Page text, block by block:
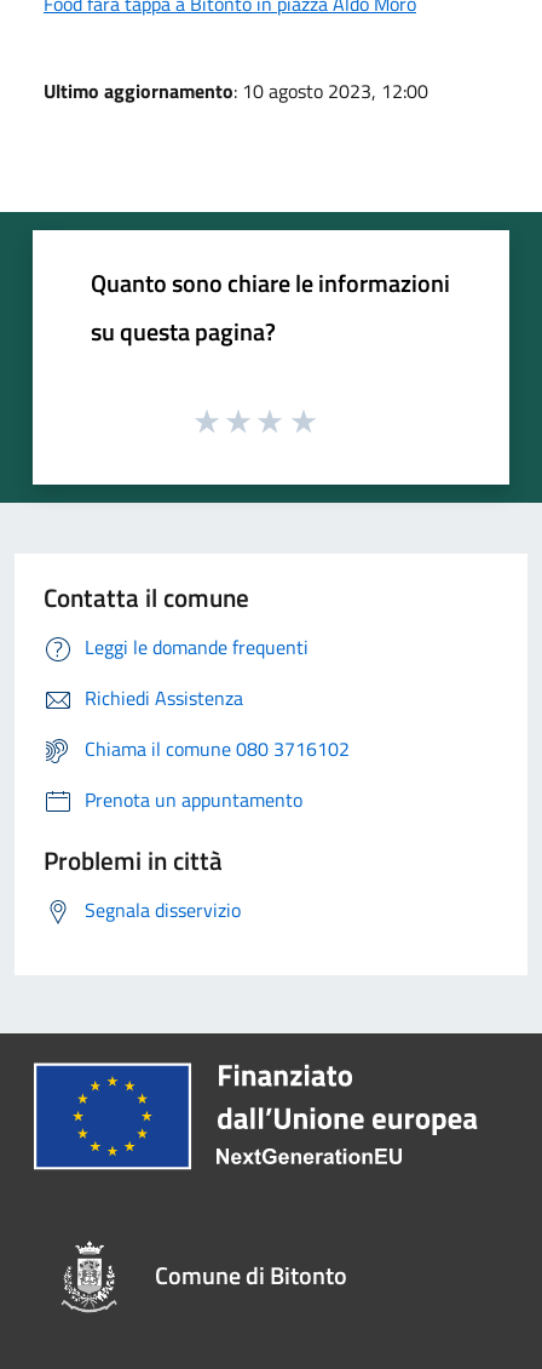
Ultimo aggiornamento: 10 agosto 2023, 12:00
Quanto sono chiare le informazioni
su questa pagina?
Contatta il comune
Leggi le domande frequenti
Richiedi Assistenza
Chiama il comune 080 3716102
Prenota un appuntamento
Problemi in città
Segnala disservizio
Comune di Bitonto